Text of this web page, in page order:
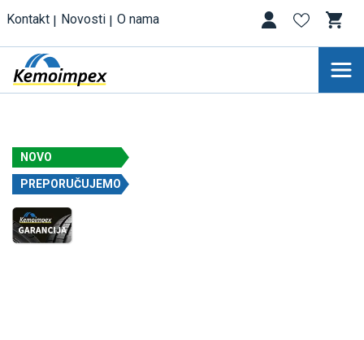
Kontakt Novosti O nama
NOVO
PREPORUČUJEMO